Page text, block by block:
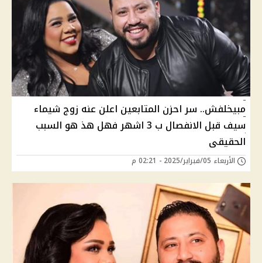
مبيخلفش.. سر احزن المتابعين اعلن عنه زوج شيماء
سيف قبل الانفصال ب 3 اشهر فهل هذ هو السبب
الحقيقى
الأربعاء 05/فبراير/2025 - 02:21 م